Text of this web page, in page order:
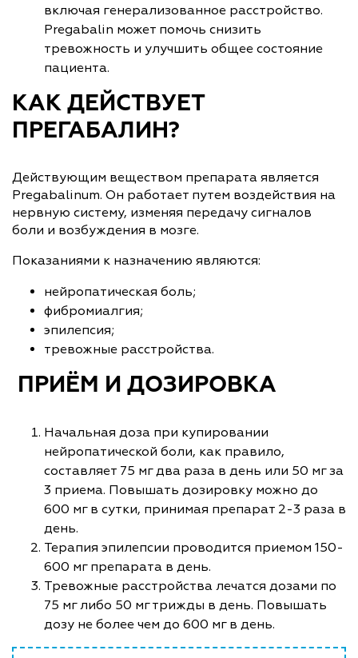
включая генерализованное расстройство.
Pregabalin может помочь снизить
тревожность и улучшить общее состояние
пациента.
КАК ДЕЙСТВУЕТ
ПРЕГАБАЛИН?
Действующим веществом препарата является
Pregabalinum. Он работает путем воздействия на
нервную систему, изменяя передачу сигналов
боли и возбуждения в мозге.
Показаниями к назначению являются:
нейропатическая боль;
фибромиалгия;
эпилепсия;
тревожные расстройства.
ПРИЁМ И ДОЗИРОВКА
Начальная доза при купировании
нейропатической боли, как правило,
составляет 75 мг два раза в день или 50 мг за
3 приема. Повышать дозировку можно до
600 мг в сутки, принимая препарат 2-3 раза в
день.
Терапия эпилепсии проводится приемом 150-
600 мг препарата в день.
Тревожные расстройства лечатся дозами по
75 мг либо 50 мг трижды в день. Повышать
дозу не более чем до 600 мг в день.